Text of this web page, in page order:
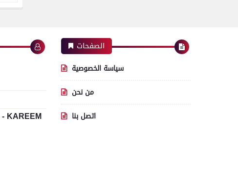
الصفحات
سياسة الخصوصية
من نحن
اتصل بنا